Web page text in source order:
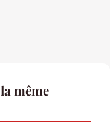
même